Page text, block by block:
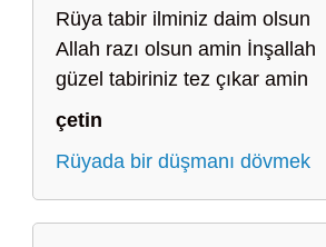
Rüya tabir ilminiz daim olsun
Allah razı olsun amin İnşallah
güzel tabiriniz tez çıkar amin
çetin
Rüyada bir düşmanı dövmek